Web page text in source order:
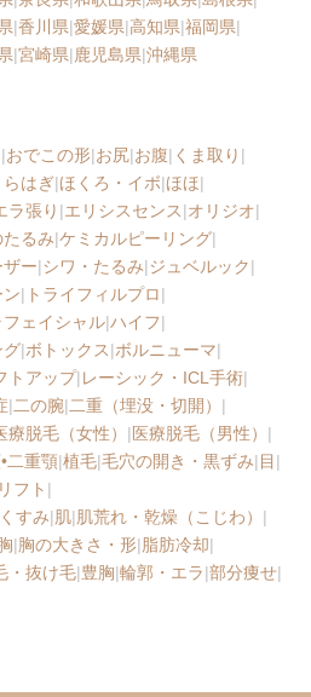
|香川県|愛媛県|高知県|福岡県|
|宮崎県|鹿児島県|沖縄県
|おでこの形|お尻|お腹| くま取り |
らはぎ|ほくろ・イボ|ほほ|
ラ張り |エリシスセンス|オリジオ|
るみ|ケミカルピーリング|
ー|シワ・たるみ|ジュベルック|
| トライフィルプロ|
ェイシャル|ハイフ|
グ|ボトックス|ボルニューマ|
トアップ|レーシック・ICL手術|
|二の腕|二重（埋没・切開） |
療脱毛（女性） |医療脱毛（男性） |
二重顎|植毛|毛穴の開き・黒ずみ|目 |
フト |
すみ|肌|肌荒れ・乾燥（こじわ） |
|胸の大きさ・形|脂肪冷却|
・抜け毛|豊胸|輪郭・エラ|部分痩せ|